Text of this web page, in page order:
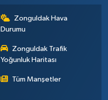
Zonguldak Hava
Durumu
Zonguldak Trafik
Yoğunluk Haritası
Tüm Manşetler